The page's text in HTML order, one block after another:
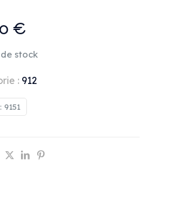
€
stock
9151
: 912